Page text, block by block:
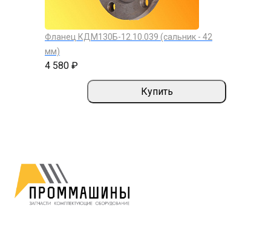
Фланец КДМ130Б-12.10.039 (сальник - 42
мм)
4 580 ₽
Купить